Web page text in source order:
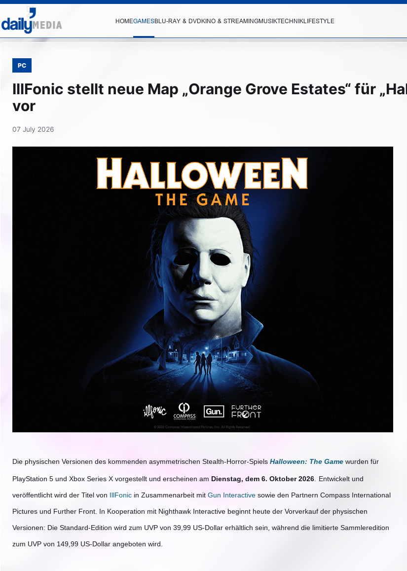
HOMEGAMESBLU-RAY & DVDKINO & STREAMINGMUSIKTECHNIKLIFESTYLE
PC
IllFonic stellt neue Map „Orange Grove Estates“ für
vor
07 July 2026
Die physischen Versionen des kommenden asymmetrischen Stealth-Horror-Spiels Halloween: The Game wurden für
PlayStation 5 und Xbox Series X vorgestellt und erscheinen am Dienstag, dem 6. Oktober 2026 Entwickelt und
veröffentlicht wird der Titel von IllFonic in Zusammenarbeit mit Gun Interactive sowie den Partnern Compass International
Pictures und Further Front. In Kooperation mit Nighthawk Interactive beginnt heute der Vorverkauf der physischen
Versionen: Die Standard-Edition wird zum UVP von 39,99 US-Dollar erhältlich sein, während die limitierte Sammleredition
zum UVP von 149,99 US-Dollar angeboten wird.